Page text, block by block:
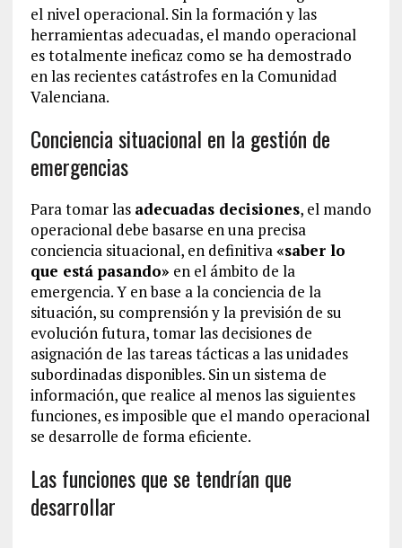
el nivel operacional. Sin la formación y las
herramientas adecuadas, el mando operacional
es totalmente ineficaz como se ha demostrado
en las recientes catástrofes en la Comunidad
Valenciana.
Conciencia situacional en la gestión de
emergencias
Para tomar las adecuadas decisiones, el mando
operacional debe basarse en una precisa
conciencia situacional, en definitiva«saber lo
que está pasando» en el ámbito de la
emergencia. Y en base a la conciencia de la
situación, su comprensión y la previsión de su
evolución futura, tomar las decisiones de
asignación de las tareas tácticas a las unidades
subordinadas disponibles. Sin un sistema de
información, que realice al menos las siguientes
funciones, es imposible que el mando operacional
se desarrolle de forma eficiente.
Las funciones que se tendrían que
desarrollar